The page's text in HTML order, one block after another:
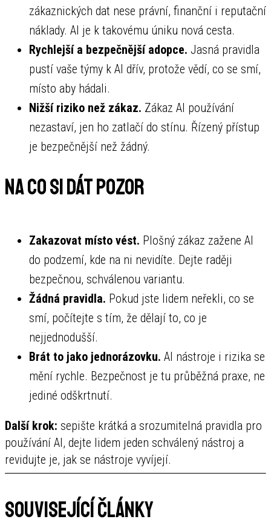
zákaznických dat nese právní, finanční i reputační
náklady. AI je k takovému úniku nová cesta.
Rychlejší a bezpečnější adopce. Jasná pravidla
pustí vaše týmy k AI dřív, protože vědí, co se smí,
místo aby hádali.
Nižší riziko než zákaz. Zákaz AI používání
nezastaví, jen ho zatlačí do stínu. Řízený přístup
je bezpečnější než žádný.
Na co si dát pozor
Zakazovat místo vést. Plošný zákaz zažene AI
do podzemí, kde na ni nevidíte. Dejte raději
bezpečnou, schválenou variantu.
Žádná pravidla. Pokud jste lidem neřekli, co se
smí, počítejte s tím, že dělají to, co je
nejjednodušší.
Brát to jako jednorázovku. AI nástroje i rizika se
mění rychle. Bezpečnost je tu průběžná praxe, ne
jediné odškrtnutí.
Další krok: sepište krátká a srozumitelná pravidla pro
používání AI, dejte lidem jeden schválený nástroj a
revidujte je, jak se nástroje vyvíjejí.
Související články